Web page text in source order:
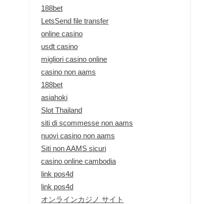
188bet
LetsSend file transfer
online casino
usdt casino
migliori casino online
casino non aams
188bet
asiahoki
Slot Thailand
siti di scommesse non aams
nuovi casino non aams
Siti non AAMS sicuri
casino online cambodia
link pos4d
link pos4d
オンラインカジノ サイト